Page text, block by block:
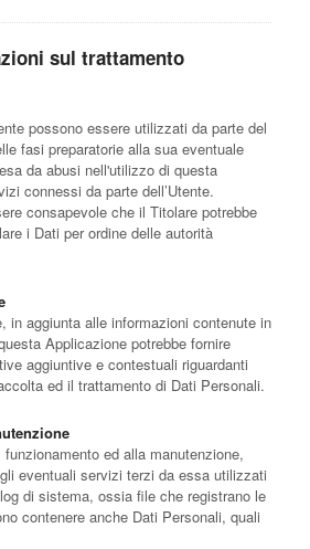
sul trattamento
possono essere utilizzati da parte del
fasi preparatorie alla sua eventuale
da abusi nell'utilizzo di questa
connessi da parte dell’Utente.
consapevole che il Titolare potrebbe
i Dati per ordine delle autorità
in aggiunta alle informazioni contenute in
Applicazione potrebbe fornire
aggiuntive e contestuali riguardanti
ed il trattamento di Dati Personali.
ed alla manutenzione,
eventuali servizi terzi da essa utilizzati
di sistema, ossia file che registrano le
contenere anche Dati Personali, quali